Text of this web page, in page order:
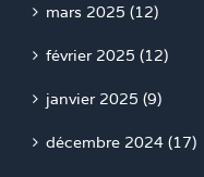
mars 2025 (12)
février 2025 (12)
janvier 2025 (9)
décembre 2024 (17)